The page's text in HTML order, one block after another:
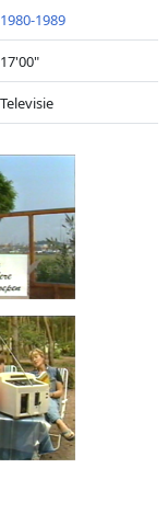
1980-1989
17'00"
Televisie